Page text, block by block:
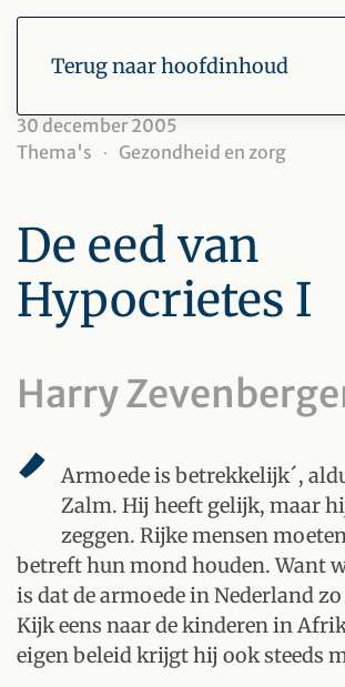
Terug naar hoofdinhoud
30 december 2005
Thema's
Gezondheid en zorg
De eed van
Hypocrietes I
Harry
´
Armoede is betrekkelijk´,
Zalm. Hij heeft gelijk, maar
zeggen. Rijke mensen
betreft hun mond houden. Want
is dat de armoede in Nederland
Kijk eens naar de kinderen in
eigen beleid krijgt hij ook steeds